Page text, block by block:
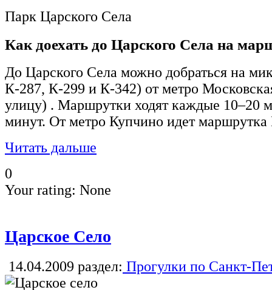
Парк Царского Села
Как доехать до Царского Села на
До Царского Села можно добраться на
К-287, К-299 и К-342) от метро
улицу) . Маршрутки ходят каждые 10–20
минут. От метро Купчино идет
Читать дальше
0
Your rating: None
Царское Село
14.04.2009 раздел: Прогулки по Санкт-